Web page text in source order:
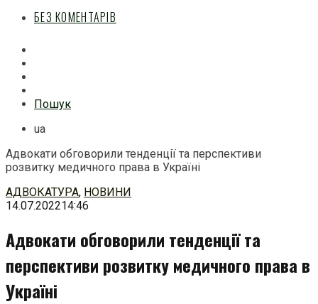
БЕЗ КОМЕНТАРІВ
Пошук
ua
Адвокати обговорили тенденції та перспективи
розвитку медичного права в Україні
Перейти
до
АДВОКАТУРА, НОВИНИ
14.07.202214:46
Адвокати обговорили тенденції та
перспективи розвитку медичного права в
Україні